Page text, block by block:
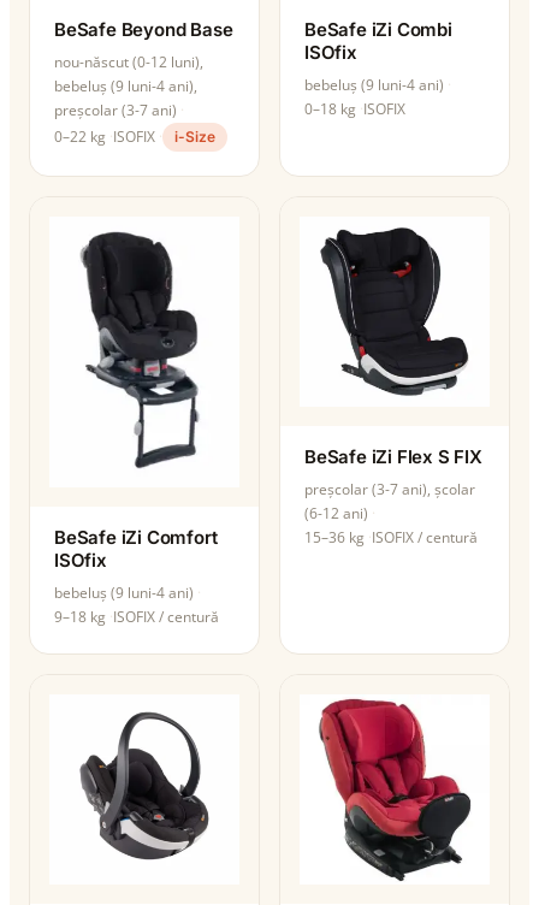
BeSafe Beyond Base
nou-născut (0-12 luni),
bebeluș (9 luni-4 ani),
preșcolar (3-7 ani)
0–22 kg ISOFIX i-Size
BeSafe iZi Combi
ISOfix
bebeluș (9 luni-4 ani)
0–18 kg ISOFIX
BeSafe iZi Comfort
ISOfix
bebeluș (9 luni-4 ani)
9–18 kg ISOFIX / centură
BeSafe iZi Flex S FIX
preșcolar (3-7 ani), școlar
(6-12 ani)
15–36 kg ISOFIX / centură